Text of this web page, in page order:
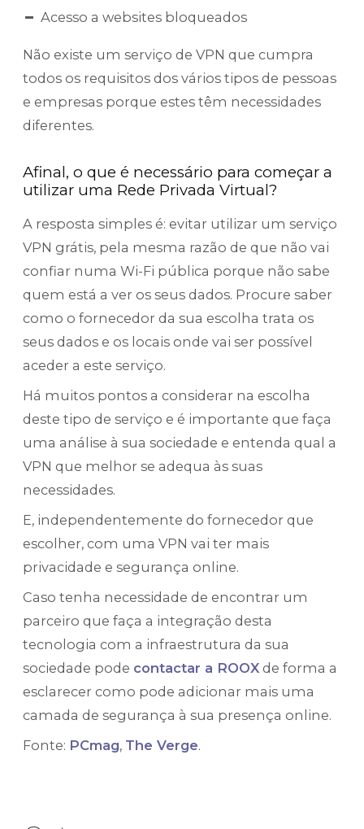
Acesso a websites bloqueados
Não existe um serviço de VPN que cumpra
todos os requisitos dos vários tipos de pessoas
e empresas porque estes têm necessidades
diferentes.
Afinal, o que é necessário para começar a
utilizar uma Rede Privada Virtual?
A resposta simples é: evitar utilizar um serviço
VPN grátis, pela mesma razão de que não vai
confiar numa Wi-Fi pública porque não sabe
quem está a ver os seus dados. Procure saber
como o fornecedor da sua escolha trata os
seus dados e os locais onde vai ser possível
aceder a este serviço.
Há muitos pontos a considerar na escolha
deste tipo de serviço e é importante que faça
uma análise à sua sociedade e entenda qual a
VPN que melhor se adequa às suas
necessidades.
E, independentemente do fornecedor que
escolher, com uma VPN vai ter mais
privacidade e segurança online.
Caso tenha necessidade de encontrar um
parceiro que faça a integração desta
tecnologia com a infraestrutura da sua
sociedade pode contactar a ROOXde forma a
esclarecer como pode adicionar mais uma
camada de segurança à sua presença online.
Fonte: PCmag, The Verge.